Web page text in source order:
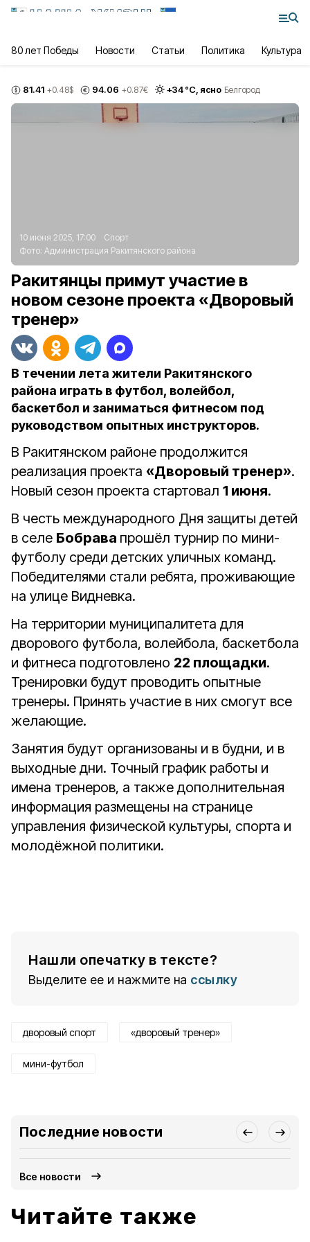
80 лет Победы Новости Статьи Политика Культура
81.41 +0.48$ 94.06 +0.87€ +34°С, ясно Белгород
10 июня 2025, 17:00
Спорт
Фото: Администрация Ракитянского района
Ракитянцы примут участие в
новом сезоне проекта «Дворовый
тренер»
В течении лета жители Ракитянского
района играть в футбол, волейбол,
баскетбол и заниматься фитнесом под
руководством опытных инструкторов.
В Ракитянском районе продолжится
реализация проекта «Дворовый тренер».
Новый сезон проекта стартовал 1 июня.
В честь международного Дня защиты детей
в селе Бобрава прошёл турнир по мини-
футболу среди детских уличных команд.
Победителями стали ребята, проживающие
на улице Видневка.
На территории муниципалитета для
дворового футбола, волейбола, баскетбола
и фитнеса подготовлено 22 площадки.
Тренировки будут проводить опытные
тренеры. Принять участие в них смогут все
желающие.
Занятия будут организованы и в будни, и в
выходные дни. Точный график работы и
имена тренеров, а также дополнительная
информация размещены на странице
управления физической культуры, спорта и
молодёжной политики.
Нашли опечатку в тексте?
Выделите ее и нажмите на ссылку
дворовый спорт «дворовый тренер»
мини-футбол
Последние новости
Все новости
Читайте также